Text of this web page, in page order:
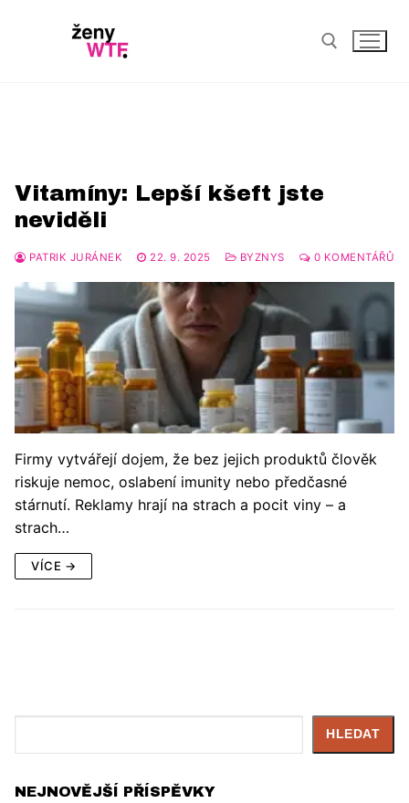
AI
Eventy
Ženy v akci
Health
Psychologie
Wellbeing
Osobnosti
Interview
Profil
Female Leaders
Redakce
zdraví
Vitamíny: Lepší kšeft jste
neviděli
PATRIK JURÁNEK 22. 9. 2025 BYZNYS 0 KOMENTÁŘŮ
Firmy vytvářejí dojem, že bez jejich produktů člověk
riskuje nemoc, oslabení imunity nebo předčasné
stárnutí. Reklamy hrají na strach a pocit viny – a
strach…
VÍCE →
HLEDAT
NEJNOVĚJŠÍ PŘÍSPĚVKY